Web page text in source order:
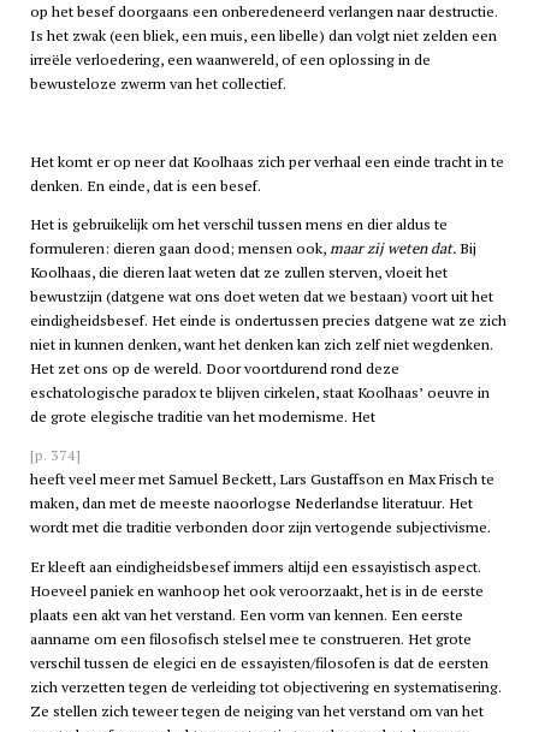
op het besef doorgaans een onberedeneerd verlangen naar destructie.
Is het zwak (een bliek, een muis, een libelle) dan volgt niet zelden een
irreële verloedering, een waanwereld, of een oplossing in de
bewusteloze zwerm van het collectief.
Het komt er op neer dat Koolhaas zich per verhaal een einde tracht in te
denken. En einde, dat is een besef.
Het is gebruikelijk om het verschil tussen mens en dier aldus te
formuleren: dieren gaan dood; mensen ook,maar zij weten dat.Bij
Koolhaas, die dieren laat weten dat ze zullen sterven, vloeit het
bewustzijn (datgene wat ons doet weten dat we bestaan) voort uit het
eindigheidsbesef. Het einde is ondertussen precies datgene wat ze zich
niet in kunnen denken, want het denken kan zich zelf niet wegdenken.
Het zet ons op de wereld. Door voortdurend rond deze
eschatologische paradox te blijven cirkelen, staat Koolhaas’ oeuvre in
de grote elegische traditie van het modernisme. Het
[p. 374]
heeft veel meer met Samuel Beckett, Lars Gustaffson en Max Frisch te
maken, dan met de meeste naoorlogse Nederlandse literatuur. Het
wordt met die traditie verbonden door zijn vertogende subjectivisme.
Er kleeft aan eindigheidsbesef immers altijd een essayistisch aspect.
Hoeveel paniek en wanhoop het ook veroorzaakt, het is in de eerste
plaats een akt van het verstand. Een vorm van kennen. Een eerste
aanname om een filosofisch stelsel mee te construeren. Het grote
verschil tussen de elegici en de essayisten/filosofen is dat de eersten
zich verzetten tegen de verleiding tot objectivering en systematisering.
Ze stellen zich teweer tegen de neiging van het verstand om van het